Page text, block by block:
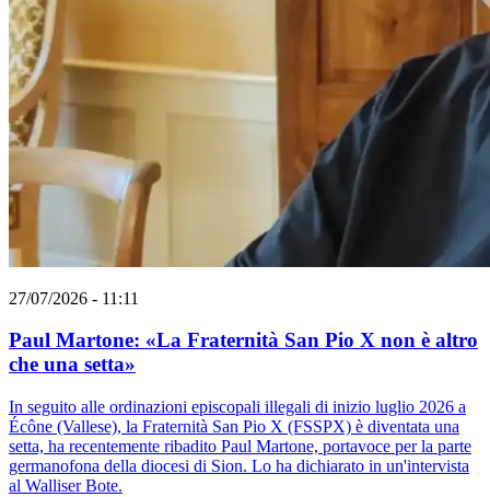
27/07/2026 - 11:11
Paul Martone: «La Fraternità San Pio X non è altro
che una setta»
In seguito alle ordinazioni episcopali illegali di inizio luglio 2026 a
Écône (Vallese), la Fraternità San Pio X (FSSPX) è diventata una
setta, ha recentemente ribadito Paul Martone, portavoce per la parte
germanofona della diocesi di Sion. Lo ha dichiarato in un'intervista
al Walliser Bote.